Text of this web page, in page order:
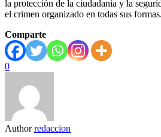
la protección de la ciudadanía y la
el crimen organizado en todas sus formas.
Comparte
0
Author redaccion